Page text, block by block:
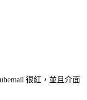
很紅，並且介面